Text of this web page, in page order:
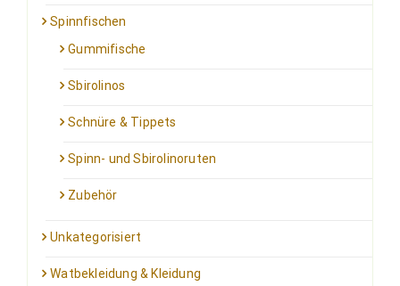
Spinnfischen
Gummifische
Sbirolinos
Schnüre & Tippets
Spinn- und Sbirolinoruten
Zubehör
Unkategorisiert
Watbekleidung & Kleidung